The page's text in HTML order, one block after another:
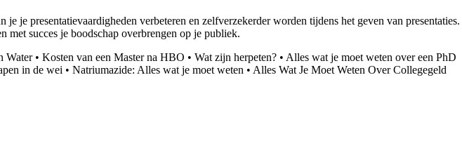
je presentatievaardigheden verbeteren en zelfverzekerder worden tijdens het geven van presentaties.
met succes je boodschap overbrengen op je publiek.
Water• Kosten van een Master na HBO • Wat zijn herpeten? • Alles wat je moet weten over een PhD
in de wei • Natriumazide: Alles wat je moet weten • Alles Wat Je Moet Weten Over Collegegeld